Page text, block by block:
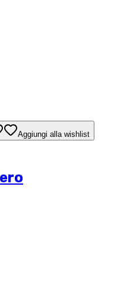
Aggiungi alla wishlist